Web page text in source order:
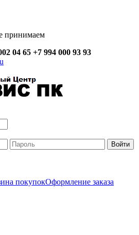
принимаем
04 65 +7 994 000 93 93
покупокОформление заказа